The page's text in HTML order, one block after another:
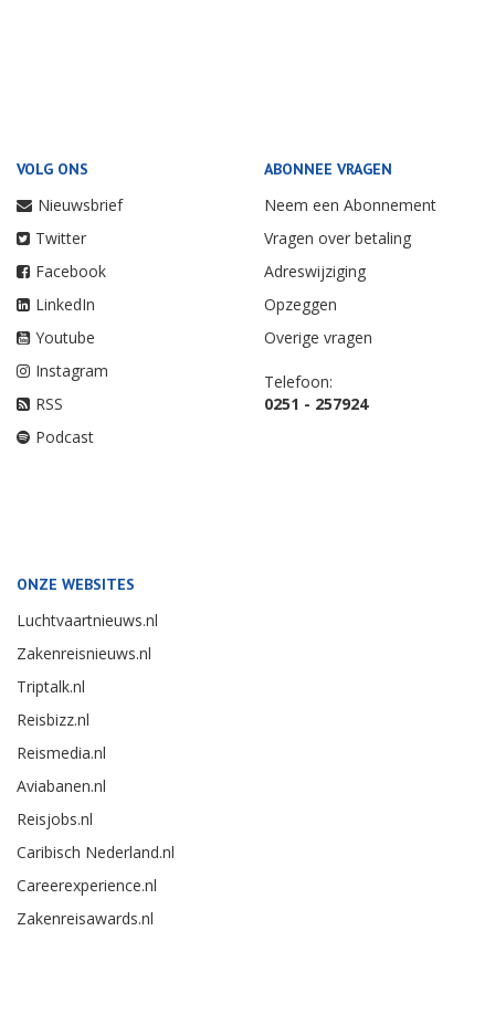
VOLG ONS
Nieuwsbrief
Twitter
Facebook
LinkedIn
Youtube
Instagram
RSS
Podcast
ABONNEE VRAGEN
Neem een Abonnement
Vragen over betaling
Adreswijziging
Opzeggen
Overige vragen
Telefoon:
0251 - 257924
ONZE WEBSITES
Luchtvaartnieuws.nl
Zakenreisnieuws.nl
Triptalk.nl
Reisbizz.nl
Reismedia.nl
Aviabanen.nl
Reisjobs.nl
Caribisch Nederland.nl
Careerexperience.nl
Zakenreisawards.nl